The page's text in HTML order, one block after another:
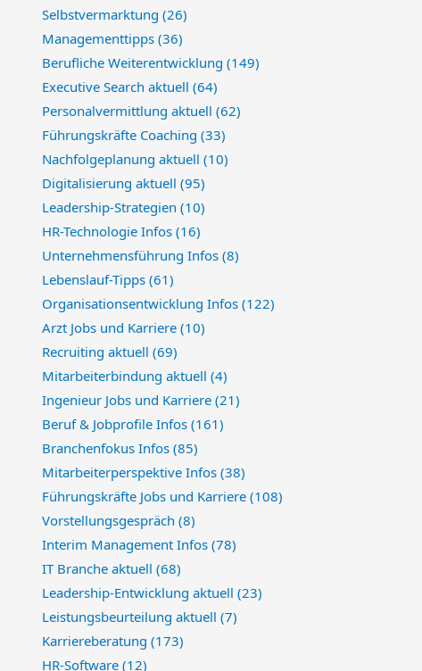
Selbstvermarktung (26)
Managementtipps (36)
Berufliche Weiterentwicklung (149)
Executive Search aktuell (64)
Personalvermittlung aktuell (62)
Führungskräfte Coaching (33)
Nachfolgeplanung aktuell (10)
Digitalisierung aktuell (95)
Leadership-Strategien (10)
HR-Technologie Infos (16)
Unternehmensführung Infos (8)
Lebenslauf-Tipps (61)
Organisationsentwicklung Infos (122)
Arzt Jobs und Karriere (10)
Recruiting aktuell (69)
Mitarbeiterbindung aktuell (4)
Ingenieur Jobs und Karriere (21)
Beruf & Jobprofile Infos (161)
Branchenfokus Infos (85)
Mitarbeiterperspektive Infos (38)
Führungskräfte Jobs und Karriere (108)
Vorstellungsgespräch (8)
Interim Management Infos (78)
IT Branche aktuell (68)
Leadership-Entwicklung aktuell (23)
Leistungsbeurteilung aktuell (7)
Karriereberatung (173)
HR-Software (12)